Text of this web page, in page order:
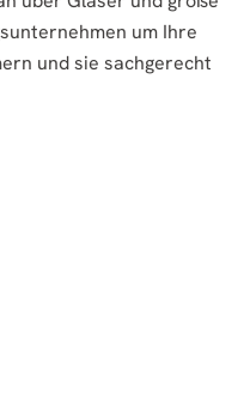
um Ihre
und sie sachgerecht